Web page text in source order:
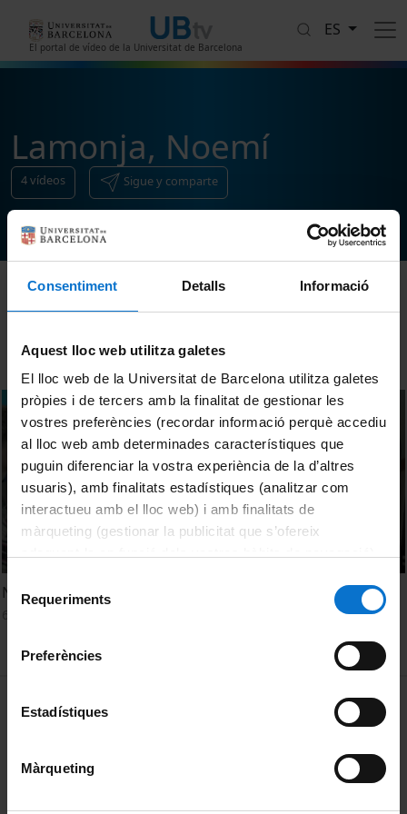
Consentiment Detalls Informació
Aquest lloc web utilitza galetes
El lloc web de la Universitat de Barcelona utilitza galetes
pròpies i de tercers amb la finalitat de gestionar les
vostres preferències (recordar informació perquè accediu
al lloc web amb determinades característiques que
puguin diferenciar la vostra experiència de la d’altres
usuaris), amb finalitats estadístiques (analitzar com
interactueu amb el lloc web) i amb finalitats de
màrqueting (gestionar la publicitat que s’ofereix
consultar laPolítica de galetes del lloc web de la
Requeriments
Preferències
Estadístiques
Màrqueting
El portal de vídeo de la Universitat de Barcelona
ES
Lamonja, Noemí
4vídeos Sigue y comparte
Ordenar
Neuroart (reportatge)
MENÚ PEU 1
Política de Cookies
Privacidad y términos